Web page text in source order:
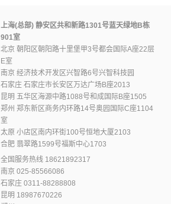
上海(总部) 静安区共和新路1301号蓝天绿地B栋
901室
北京 朝阳区朝阳路十里堡甲3号都会国际A座22层
E室
南京 经济技术开发区兴智路6号兴智科技园
石家庄 石家庄市长安区万达广场B座2013
昆明 五华区海源中路1088号和成国际B座1505
郑州 郑东新区商务内环路14号奥园国际C座1104
室
太原 小店区南内环街100号恒地大厦2103
合肥 翡翠路1599号福斯中心1703
全国服务热线 18621892317
南京 025-85566086
石家庄 0311-88288808
昆明 18987670226